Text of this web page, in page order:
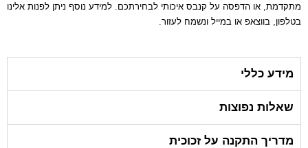
מתקדמת, או הדפסה על קנבס איכותי לבחירתכם. למידע נוסף ניתן לפנות אלינו
בטלפון, בווצאפ או במייל ונשמח לעזור.
מידע כללי
שאלות נפוצות
מדריך התקנה על זכוכית